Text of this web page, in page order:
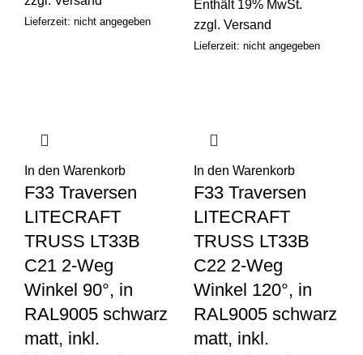
Lieferzeit: nicht angegeben
Enthält 19% MwSt.
zzgl. Versand
Lieferzeit: nicht angegeben
In den Warenkorb
F33 Traversen
LITECRAFT
TRUSS LT33B
C21 2-Weg
Winkel 90°, in
RAL9005 schwarz
matt, inkl.
In den Warenkorb
F33 Traversen
LITECRAFT
TRUSS LT33B
C22 2-Weg
Winkel 120°, in
RAL9005 schwarz
matt, inkl.